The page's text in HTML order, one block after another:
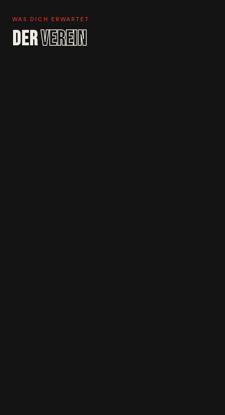
WAS DICH ERWARTET
DERVEREIN